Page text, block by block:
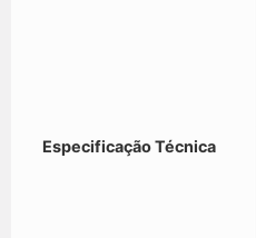
Especificação Técnica